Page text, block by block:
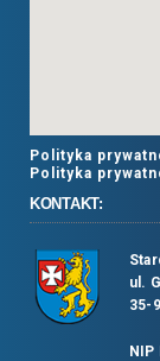
Polityka
Polityka
KONTAKT:
ul.
35-
NIP